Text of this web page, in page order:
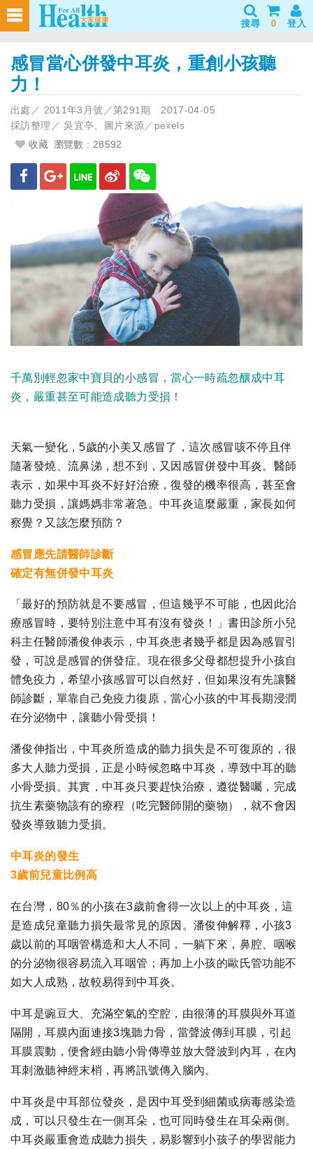
搜尋 0 登入
感冒當心併發中耳炎，重創小孩聽
力！
出處／ 2011年3月號／第291期 2017-04-05
採訪整理／ 吳宜亭、圖片來源／pexels
收藏 瀏覽數 : 28592
千萬別輕忽家中寶貝的小感冒，當心一時疏忽釀成中耳
炎，嚴重甚至可能造成聽力受損！
天氣一變化，5歲的小美又感冒了，這次感冒咳不停且伴
隨著發燒、流鼻涕，想不到，又因感冒併發中耳炎。醫師
表示，如果中耳炎不好好治療，復發的機率很高，甚至會
聽力受損，讓媽媽非常著急。中耳炎這麼嚴重，家長如何
察覺？又該怎麼預防？
感冒應先請醫師診斷
確定有無併發中耳炎
「最好的預防就是不要感冒，但這幾乎不可能，也因此治
療感冒時，要特別注意中耳有沒有發炎！」書田診所小兒
科主任醫師潘俊伸表示，中耳炎患者幾乎都是因為感冒引
發，可說是感冒的併發症。現在很多父母都想提升小孩自
體免疫力，希望小孩感冒可以自然好，但如果沒有先讓醫
師診斷，單靠自己免疫力復原，當心小孩的中耳長期浸潤
在分泌物中，讓聽小骨受損！
潘俊伸指出，中耳炎所造成的聽力損失是不可復原的，很
多大人聽力受損，正是小時候忽略中耳炎，導致中耳的聽
小骨受損。其實，中耳炎只要趕快治療，遵從醫囑，完成
抗生素藥物該有的療程（吃完醫師開的藥物），就不會因
發炎導致聽力受損。
中耳炎的發生
3歲前兒童比例高
在台灣，80％的小孩在3歲前會得一次以上的中耳炎，這
是造成兒童聽力損失最常見的原因。潘俊伸解釋，小孩3
歲以前的耳咽管構造和大人不同，一躺下來，鼻腔、咽喉
的分泌物很容易流入耳咽管；再加上小孩的歐氏管功能不
如大人成熟，故較易得到中耳炎。
中耳是豌豆大、充滿空氣的空腔，由很薄的耳膜與外耳道
隔開，耳膜內面連接3塊聽力骨，當聲波傳到耳膜，引起
耳膜震動，便會經由聽小骨傳導並放大聲波到內耳，在內
耳刺激聽神經末梢，再將訊號傳入腦內。
中耳炎是中耳部位發炎，是因中耳受到細菌或病毒感染造
成，可以只發生在一側耳朵，也可同時發生在耳朵兩側。
中耳炎嚴重會造成聽力損失，易影響到小孩子的學習能力